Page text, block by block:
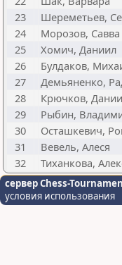
23
Шереметьев,
24
Морозов, Савва
25
Хомич, Даниил
26
Булдаков,
27
Демьяненко,
28
Крючков,
29
Рыбин,
30
Осташкевич,
31
Вевель, Алеся
32
Тиханкова,
сервер Chess-
условия использования